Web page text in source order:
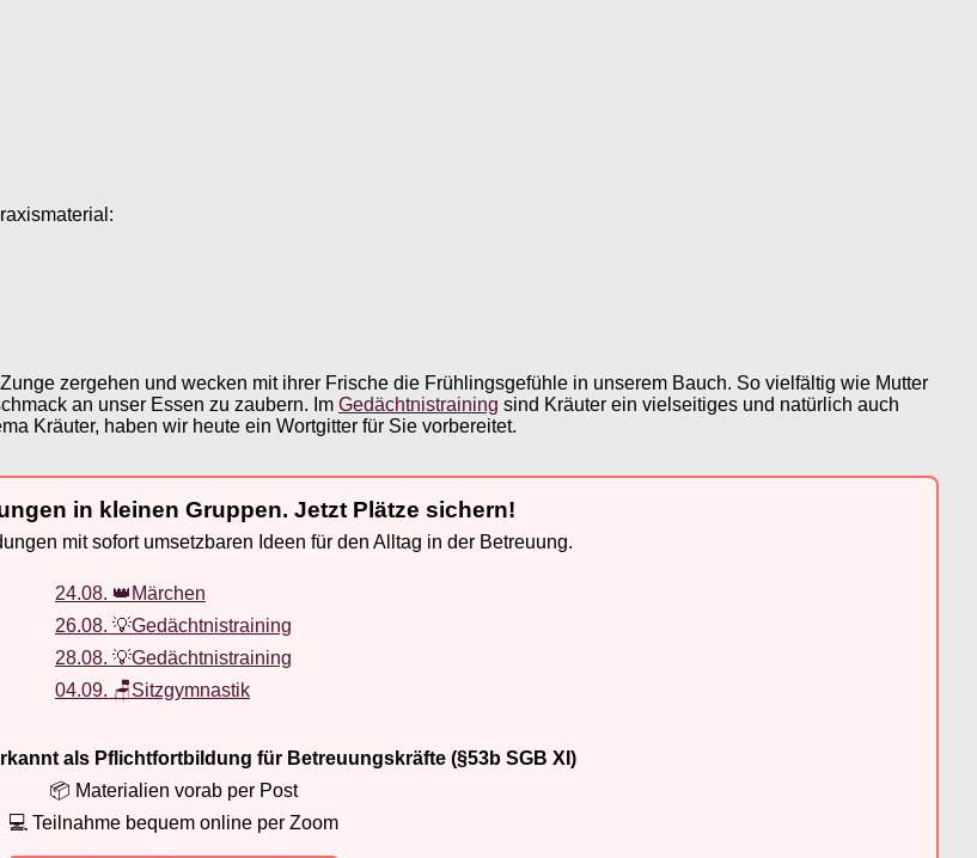
zergehen und wecken mit ihrer Frische die Frühlingsgefühle in unserem Bauch. So vielfältig wie Mutter
an unser Essen zu zaubern. Im Gedächtnistraining sind Kräuter ein vielseitiges und natürlich auch
Kräuter, haben wir heute ein Wortgitter für Sie vorbereitet.
in kleinen Gruppen. Jetzt Plätze sichern!
mit sofort umsetzbaren Ideen für den Alltag in der Betreuung.
24.08. 👑Märchen
26.08. 💡Gedächtnistraining
28.08. 💡Gedächtnistraining
04.09. 🪑Sitzgymnastik
als Pflichtfortbildung für Betreuungskräfte (§53b SGB XI)
📦 Materialien vorab per Post
💻 Teilnahme bequem online per Zoom